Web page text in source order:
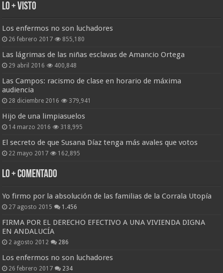
Lo + Visto
Los enfermos no son luchadores
26 febrero 2017 855,180
Las lágrimas de las niñas esclavas de Amancio Ortega
29 abril 2016 400,848
Las Campos: racismo de clase en horario de máxima
audiencia
28 diciembre 2016 379,941
Hijo de una limpiasuelos
14 marzo 2016 318,995
El secreto de que Susana Díaz tenga más avales que votos
22 mayo 2017 162,895
Lo + Comentado
Yo firmo por la absolución de las familias de la Corrala Utopía
27 agosto 2015 1.456
FIRMA POR EL DERECHO EFECTIVO A UNA VIVIENDA DIGNA
EN ANDALUCÍA
2 agosto 2012 286
Los enfermos no son luchadores
26 febrero 2017 234